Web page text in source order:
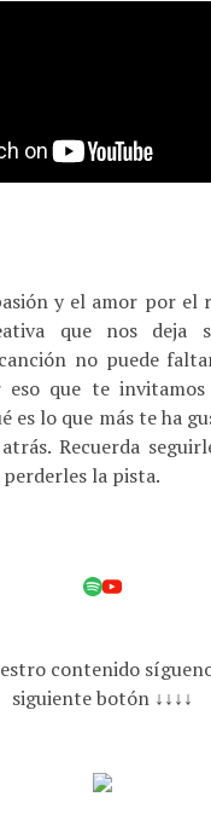
y el amor por el
que nos deja
no puede
eso que te invitamos
es lo que más te ha
Recuerda
la pista.
contenido
siguiente botón ↓↓↓↓